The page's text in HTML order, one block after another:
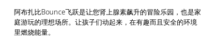
阿布扎比Bounce飞跃是让您肾上腺素飙升的冒险乐园，也是家
庭游玩的理想场所。让孩子们动起来，在有趣而且安全的环境
里燃烧能量。